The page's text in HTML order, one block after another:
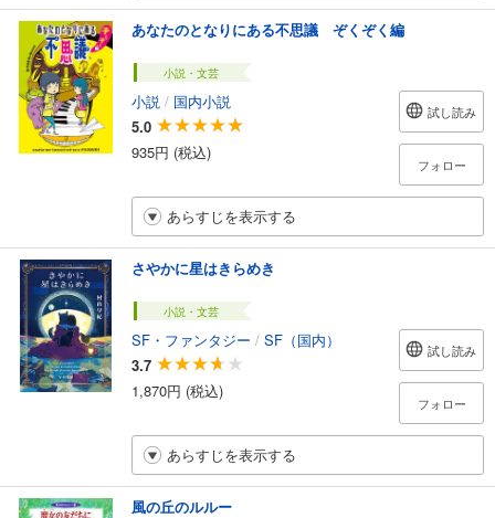
あなたのとなりにある不思議 ぞくぞく編
小説・文芸
小説 / 国内小説
5.0
935円 (税込)
試し読み
フォロー
あらすじを表示する
さやかに星はきらめき
小説・文芸
SF・ファンタジー / SF（国内）
3.7
1,870円 (税込)
試し読み
フォロー
あらすじを表示する
風の丘のルルー